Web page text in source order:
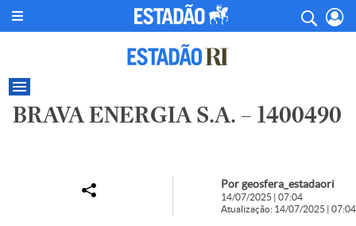
BRAVA ENERGIA S.A. – 1400490
Por geosfera_estadaori
14/07/2025 | 07:04
Atualização: 14/07/2025 | 07:04